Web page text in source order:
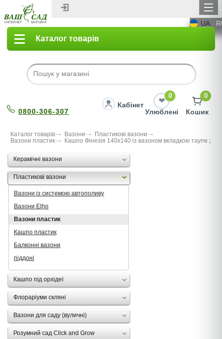
UA
Каталог товарів
0800-306-307
Кабінет
0
Улюблені
0
Кошик
Каталог товарів Вазони
Пластикові вазони
Вазони пластик
Кашпо Фінезія 140х140 із вазоном вкладкою таупе
Керамічні вазони
Пластикові вазони
Вазони із системою автополиву
Вазони Elho
Вазони пластик
Кашпо пластик
Балконні вазони
піддоні
Кашпо під орхідеї
Флораріуми скляні
Вазони для саду (вуличні)
Розумний сад Click and Grow